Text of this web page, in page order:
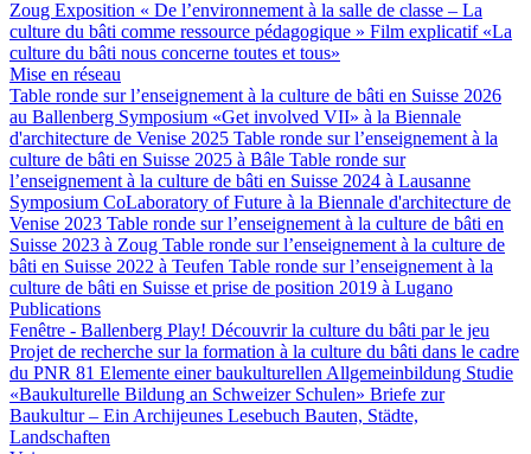
Zoug Exposition « De l’environnement à la salle de classe – La
culture du bâti comme ressource pédagogique » Film explicatif «La
culture du bâti nous concerne toutes et tous»
Mise en réseau
Table ronde sur l’enseignement à la culture de bâti en Suisse 2026
au Ballenberg Symposium «Get involved VII» à la Biennale
d'architecture de Venise 2025 Table ronde sur l’enseignement à la
culture de bâti en Suisse 2025 à Bâle Table ronde sur
l’enseignement à la culture de bâti en Suisse 2024 à Lausanne
Symposium CoLaboratory of Future à la Biennale d'architecture de
Venise 2023 Table ronde sur l’enseignement à la culture de bâti en
Suisse 2023 à Zoug Table ronde sur l’enseignement à la culture de
bâti en Suisse 2022 à Teufen Table ronde sur l’enseignement à la
culture de bâti en Suisse et prise de position 2019 à Lugano
Publications
Fenêtre - Ballenberg Play! Découvrir la culture du bâti par le jeu
Projet de recherche sur la formation à la culture du bâti dans le cadre
du PNR 81 Elemente einer baukulturellen Allgemeinbildung Studie
«Baukulturelle Bildung an Schweizer Schulen» Briefe zur
Baukultur – Ein Archijeunes Lesebuch Bauten, Städte,
Landschaften